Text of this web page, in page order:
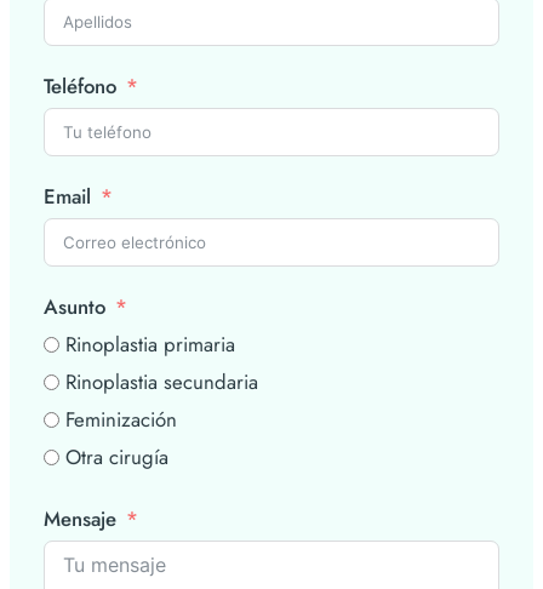
Teléfono
Email
Asunto
Rinoplastia primaria
Rinoplastia secundaria
Feminización
Otra cirugía
Mensaje